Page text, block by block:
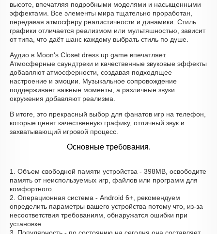
высоте, впечатляя подробными моделями и насыщенными
эффектами. Все элементы мира тщательно проработан,
передавая атмосферу реалистичности и динамики. Стиль
графики отличается реализмом или мультяшностью, зависит
от типа, что даёт шанс каждому выбрать стиль по душе.
Аудио в Moon's Closet dress up game впечатляет.
Атмосферные саундтреки и качественные звуковые эффекты
добавляют атмосферности, создавая подходящее
настроение и эмоции. Музыкальное сопровождение
поддерживает важные моменты, а различные звуки
окружения добавляют реализма.
В итоге, это прекрасный выбор для фанатов игр на телефон,
которые ценят качественную графику, отличный звук и
захватывающий игровой процесс.
Основные требования.
1. Объем свободной памяти устройства - 398MB, освободите
память от неиспользуемых игр, файлов или программ для
комфортного.
2. Операционная система - Android 6+, рекомендуем
определить параметры вашего устройства потому что, из-за
несоответствия требованиям, обнаружатся ошибки при
установке.